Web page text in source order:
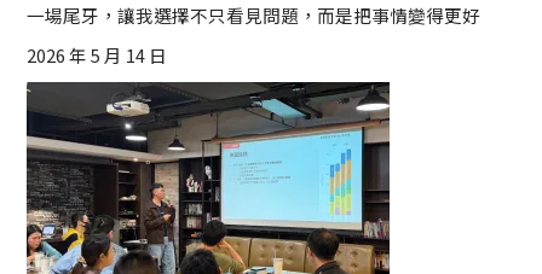
一場尾牙，讓我選擇不只看見問題，而是把事情變得更好
2026 年 5 月 14 日